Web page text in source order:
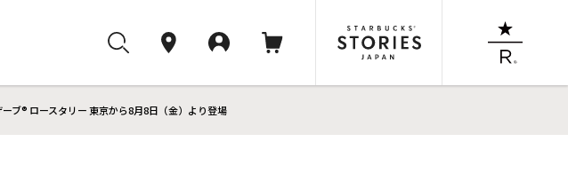
ブ® ロースタリー 東京から8月8日（金）より登場